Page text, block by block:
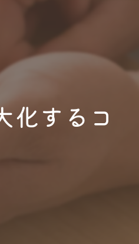
化するコ